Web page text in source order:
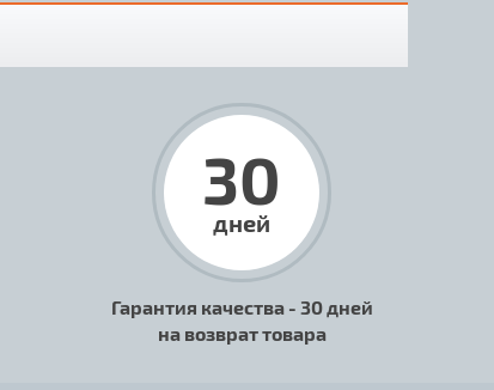
30
дней
Гарантия качества - 30 дней
на возврат товара